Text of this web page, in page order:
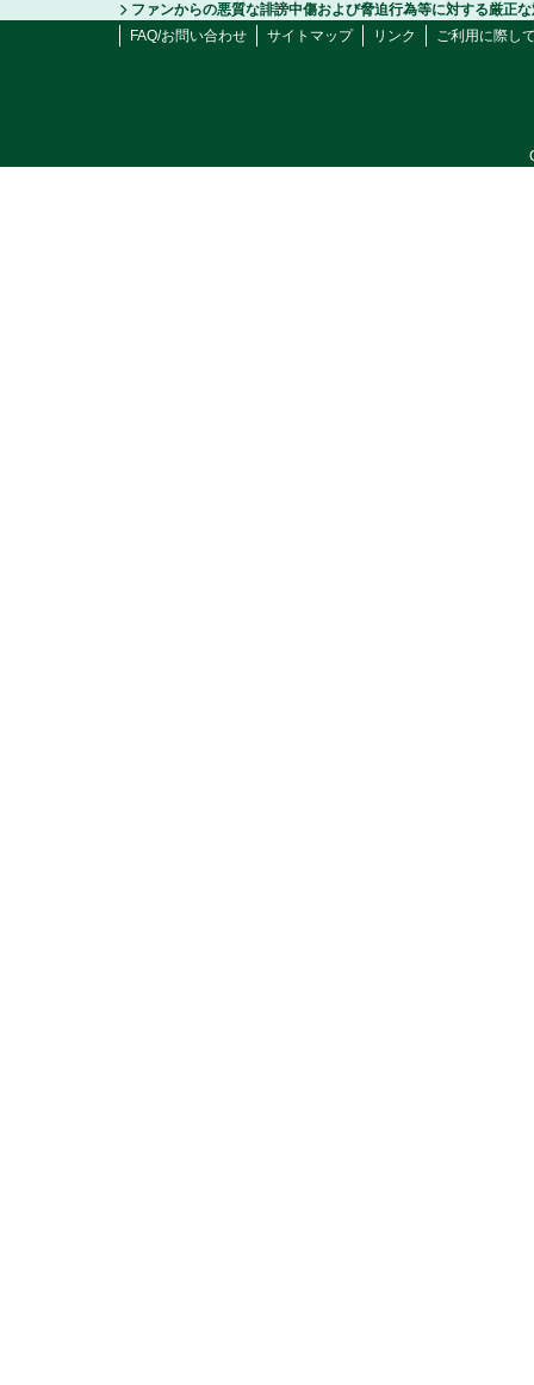
ファンからの悪質な誹謗中傷および脅迫行為等に対する厳正
FAQ/お問い合わせ
サイトマップ リンク ご利用に際し